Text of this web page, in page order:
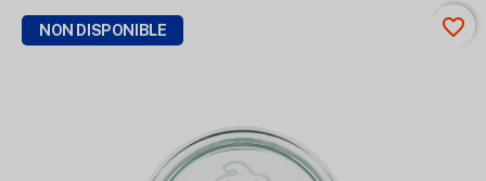
NON DISPONIBLE favorite_border